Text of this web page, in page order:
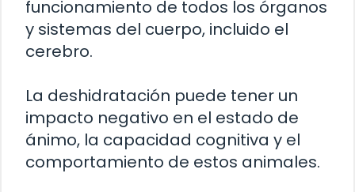
funcionamiento de todos los órganos
y sistemas del cuerpo, incluido el
cerebro.
La deshidratación puede tener un
impacto negativo en el estado de
ánimo, la capacidad cognitiva y el
comportamiento de estos animales.